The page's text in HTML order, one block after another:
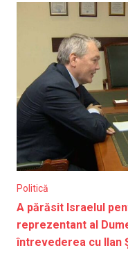
Politică
A părăsit Israelul
reprezentant al
întrevederea cu Ilan